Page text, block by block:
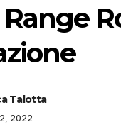
Talotta
2022